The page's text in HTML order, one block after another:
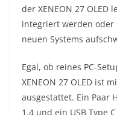
der XENEON 27
integriert werden oder
neuen Systems
Egal, ob reines PC-
XENEON 27 OLED ist
ausgestattet. Ein Paar
1.4 und ein USB Type